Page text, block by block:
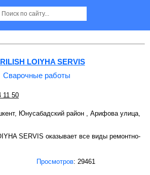
в Ташкенте
LOIYHA SERVIS
Сварочные работы
11 50
Юнусабадский район , Арифова улица,
SERVIS оказывает все виды ремонтно-
Просмотров: 29461